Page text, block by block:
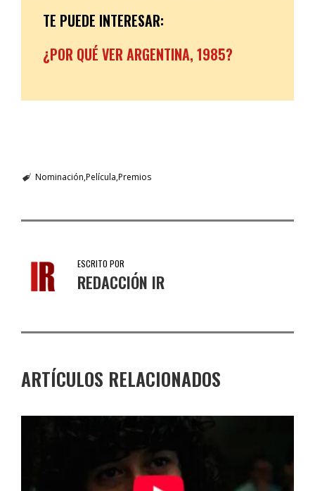
TE PUEDE INTERESAR:
¿POR QUÉ VER ARGENTINA, 1985?
Nominación Película Premios
ESCRITO POR
REDACCIÓN IR
ARTÍCULOS RELACIONADOS